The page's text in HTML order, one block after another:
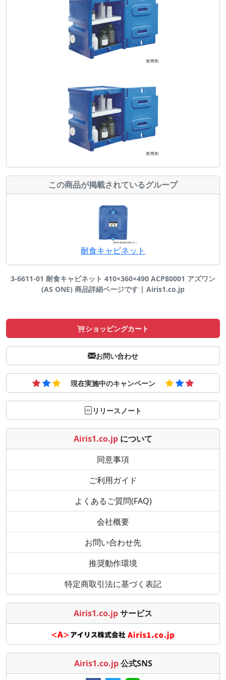
この商品が掲載されているグループ
耐食キャビネット
3-6611-01 耐食キャビネット 410×360×490 ACP80001 アズワン
(AS ONE) 商品詳細ページです | Airis1.co.jp
ショッピングカート
お問い合わせ
現在実施中のキャンペーン
リリースノート
Airis1.co.jp について
同意事項
ご利用ガイド
よくあるご質問(FAQ)
会社概要
お問い合わせ先
推奨動作環境
特定商取引法に基づく表記
Airis1.co.jpサービス
Airis1.co.jp 公式SNS